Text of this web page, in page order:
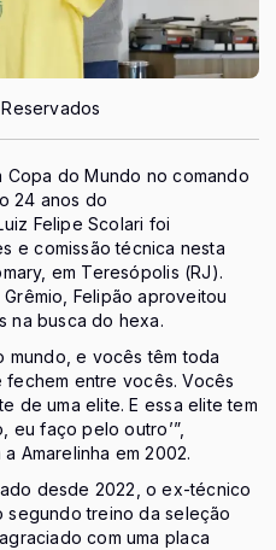
Copa do Mundo no comando
24 anos do
Felipe Scolari foi
e comissão técnica nesta
em Teresópolis (RJ).
Felipão aproveitou
na busca do hexa.
mundo, e vocês têm toda
fechem entre vocês. Vocês
de uma elite. E essa elite tem
eu faço pelo outro’”,
Amarelinha em 2002.
desde 2022, o ex-técnico
segundo treino da seleção
com uma placa